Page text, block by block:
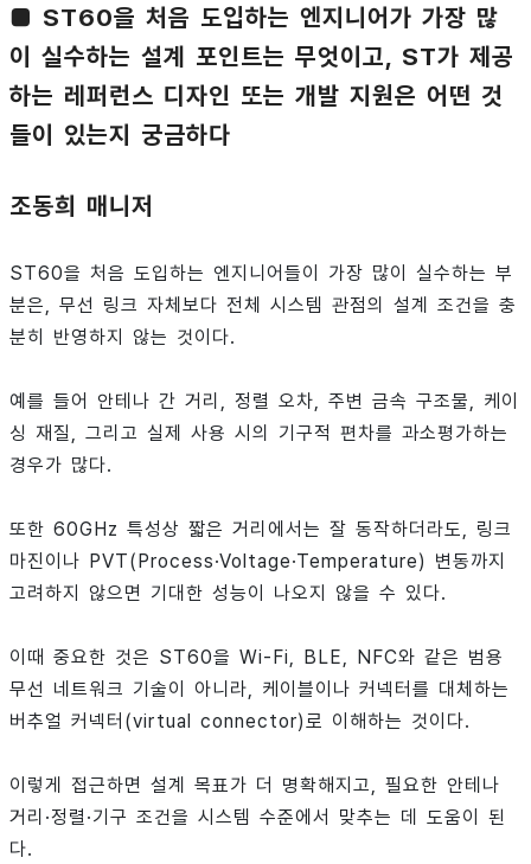
■ ST60을 처음 도입하는 엔지니어가 가장 많
이 실수하는 설계 포인트는 무엇이고, ST가 제공
하는 레퍼런스 디자인 또는 개발 지원은 어떤 것
들이 있는지 궁금하다
조동희 매니저
ST60을 처음 도입하는 엔지니어들이 가장 많이 실수하는 부
분은, 무선 링크 자체보다 전체 시스템 관점의 설계 조건을 충
분히 반영하지 않는 것이다.
예를 들어 안테나 간 거리, 정렬 오차, 주변 금속 구조물, 케이
싱 재질, 그리고 실제 사용 시의 기구적 편차를 과소평가하는
경우가 많다.
또한 60GHz 특성상 짧은 거리에서는 잘 동작하더라도, 링크
마진이나 PVT(Process·Voltage·Temperature) 변동까지
고려하지 않으면 기대한 성능이 나오지 않을 수 있다.
이때 중요한 것은 ST60을 Wi-Fi, BLE, NFC와 같은 범용
무선 네트워크 기술이 아니라, 케이블이나 커넥터를 대체하는
버추얼 커넥터(virtual connector)로 이해하는 것이다.
이렇게 접근하면 설계 목표가 더 명확해지고, 필요한 안테나
거리·정렬·기구 조건을 시스템 수준에서 맞추는 데 도움이 된
다.